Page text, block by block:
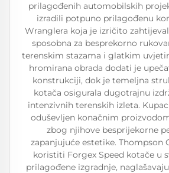
prilagođenih automobilskih
izradili potpuno prilagođenu
Wranglera koja je izričito
sposobna za besprekorno
terenskim stazama i glatkim
hromirana obrada dodati je
konstrukciji, dok je temeljna
kotača osigurala dugotrajnu
intenzivnih terenskih izleta.
oduševljen konačnim
zbog njihove besprijekorne
zapanjujuće estetike. Thompson
koristiti Forgex Speed kotače u
prilagođene izgradnje,